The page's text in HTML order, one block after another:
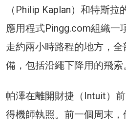
（Philip Kaplan）和特斯
應用程式Pingg.com組織一
走約兩小時路程的地方，
備，包括沿繩下降用的飛索
帕澤在離開財捷（Intuit）
得機師執照。前一個周末